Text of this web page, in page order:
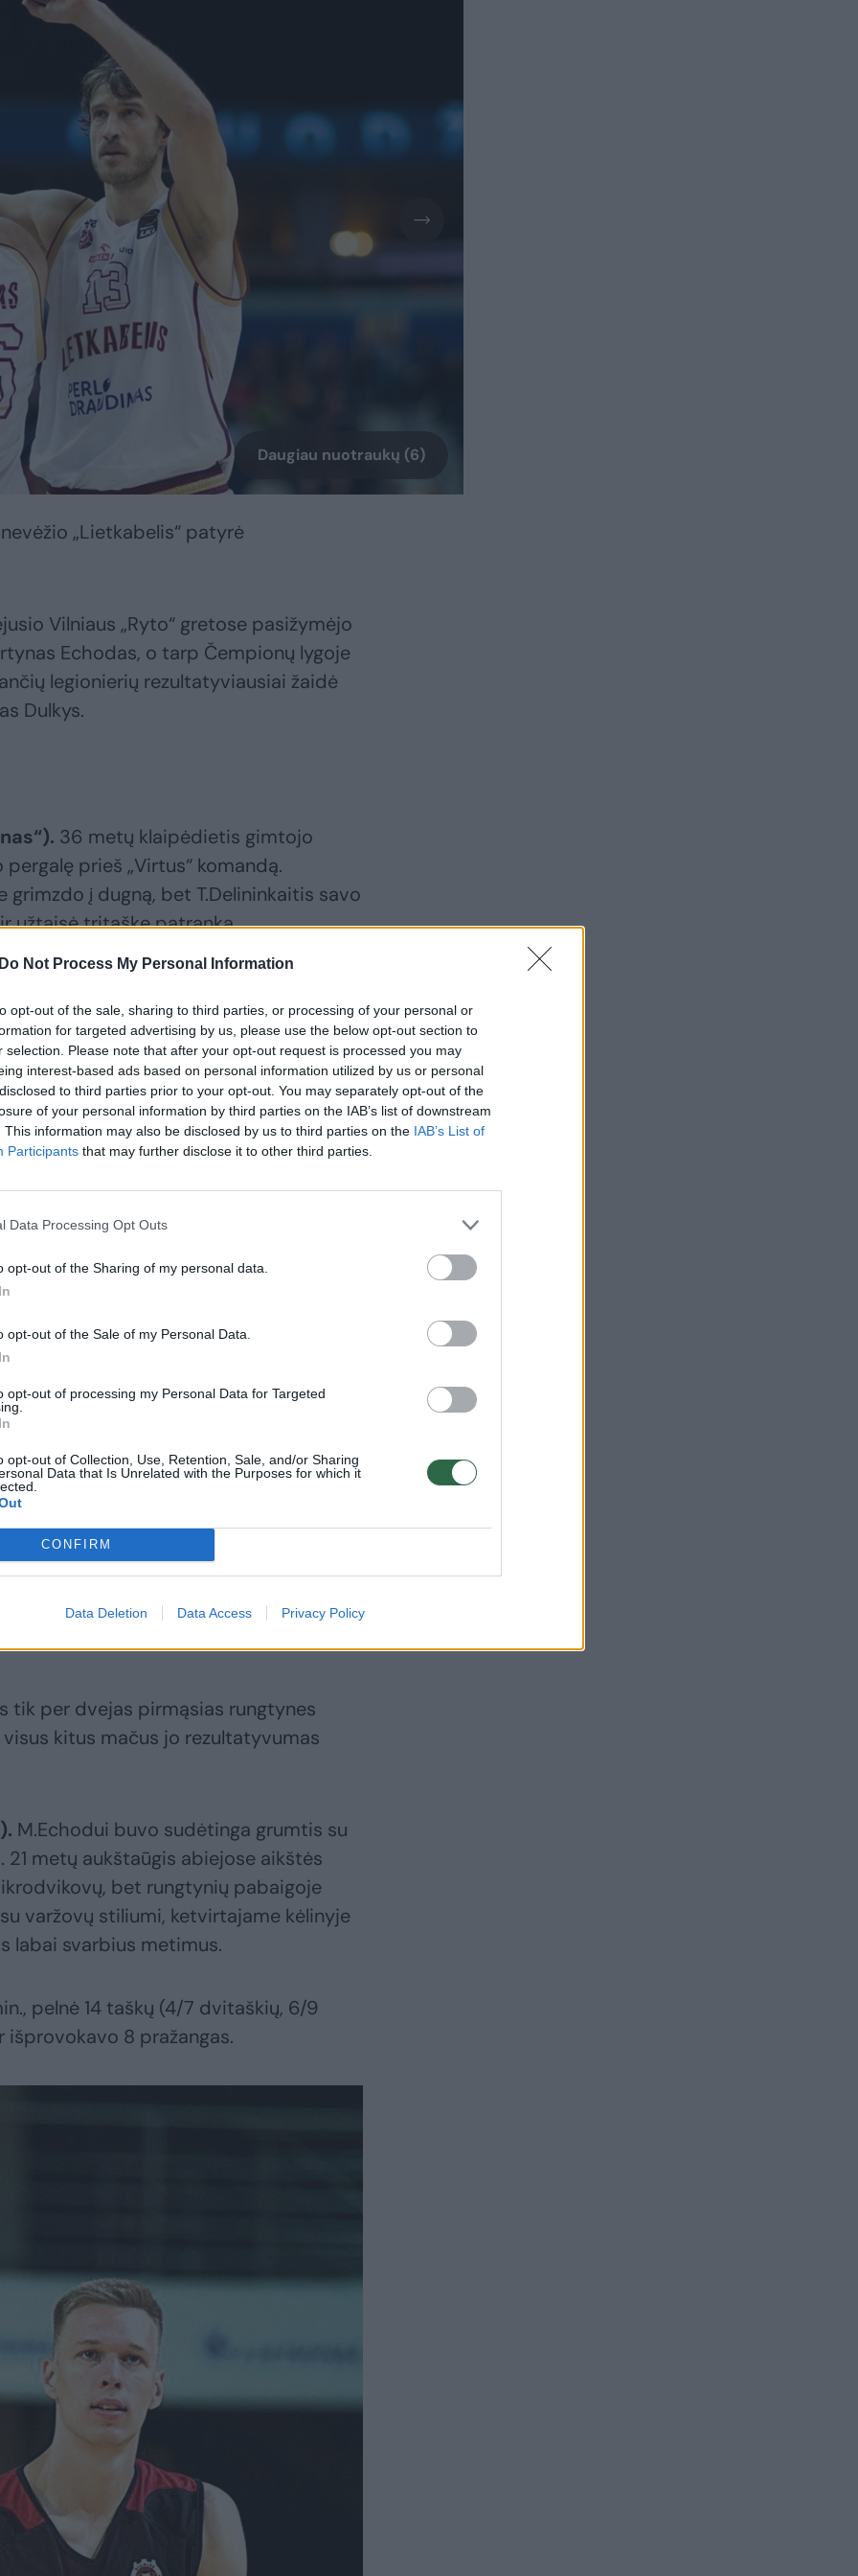
Do Not Process My Personal Information
opt-out of the sale, sharing to third parties, or processing of your personal or
for targeted advertising by us, please use the below opt-out section to
selection. Please note that after your opt-out request is processed you may
interest-based ads based on personal information utilized by us or personal
to third parties prior to your opt-out. You may separately opt-out of the
of your personal information by third parties on the IAB’s list of downstream
This information may also be disclosed by us to third parties on the IAB’s List of
Participants that may further disclose it to other third parties.
Data Processing Opt Outs
opt-out of the Sharing of my personal data.
opt-out of the Sale of my Personal Data.
opt-out of processing my Personal Data for Targeted
opt-out of Collection, Use, Retention, Sale, and/or Sharing
Data that Is Unrelated with the Purposes for which it
CONFIRM
Data Deletion Data Access Privacy Policy
Daugiau nuotraukų (6)
„Lietkabelis“ patyrė
Vilniaus „Ryto“ gretose pasižymėjo
Echodas, o tarp Čempionų lygoje
legionierių rezultatyviausiai žaidė
Dulkys.
36 metų klaipėdietis gimtojo
prieš „Virtus“ komandą.
grimzdo į dugną, bet T.Delininkaitis savo
užtaisė tritaškę patranką.
klaidų.
baudos metimu praėjo
14 min. įmetė 5 tritaškius ir
min. pelnė 26 taškus (0/1 dvitaškio,
rezultatyvumo vidurkis
17,8 taško, o tritaškių taiklumas – 60,9
tik per dvejas pirmąsias rungtynes
visus kitus mačus jo rezultatyvumas
M.Echodui buvo sudėtinga grumtis su
21 metų aukštaūgis abiejose aikštės
bet rungtynių pabaigoje
varžovų stiliumi, ketvirtajame kėlinyje
labai svarbius metimus.
pelnė 14 taškų (4/7 dvitaškių, 6/9
išprovokavo 8 pražangas.